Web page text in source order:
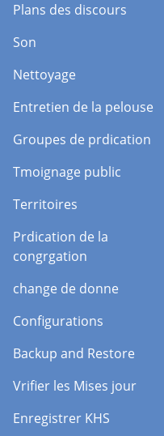
Plans des discours
Son
Nettoyage
Entretien de la pelouse
Groupes de prdication
Tmoignage public
Territoires
Prdication de la
congrgation
change de donne
Configurations
Backup and Restore
Vrifier les Mises jour
Enregistrer KHS